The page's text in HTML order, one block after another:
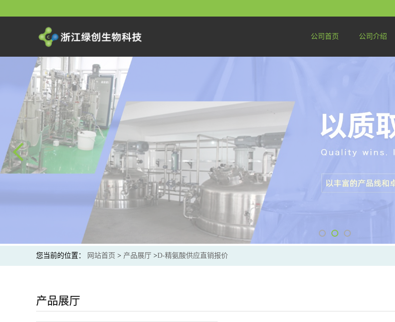
公司首页 公司介绍
您当前的位置： 网站首页 > 产品展厅 >D-精氨酸供应直销报价
产品展厅